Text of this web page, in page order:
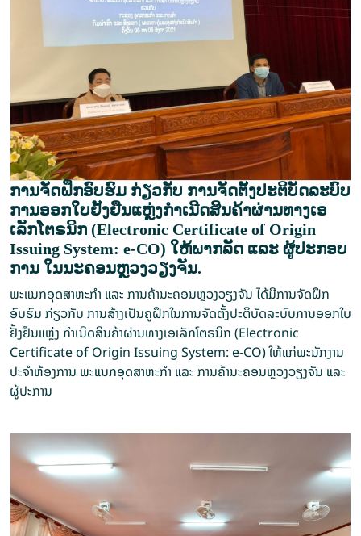
ການຈັດຝຶກອົບຮົມ ກ່ຽວກັບ ການຈັດຕັ້ງປະຕິບັດລະບົບ
ການອອກໃບຢັ້ງຢືນແຫຼ່ງກຳເນີດສິນຄ້າຜ່ານທາງເອ
ເລັກໂຕຣນິກ (Electronic Certificate of Origin
Issuing System: e-CO) ໃຫ້ພາກລັດ ແລະ ຜູ້ປະກອບ
ການ ໃນນະຄອນຫຼວງວຽງ​ຈັ​ນ.
ພະ​ແນກ​​ອຸດ​ສາ​ຫະ​ກຳ ແລະ ການ​ຄ້ານະ​ຄອນຫຼວງວຽງ​ຈັ​ນ ໄດ້ມີການຈັດຝຶກ
ອົບຮົມ ກ່ຽວກັບ ການສ້າງເປັນຄູຝຶກໃນການຈັດຕັ້ງປະຕິບັດລະບົບການອອກໃບ
ຢັ້ງຢືນແຫຼ່ງ ກຳເນີດສິນຄ້າຜ່ານທາງເອເລັກໂຕຣນິກ (Electronic
Certificate of Origin Issuing System: e-CO) ໃຫ້​ແກ່​ພະນັກງານ
ປະຈໍາຫ້ອງການ ພະ​ແນກ​ອຸດ​ສາ​ຫະ​ກຳ ແລະ ການ​ຄ້າ​ນະ​ຄອນຫຼວງວຽງ​ຈັນ ແລະ
ຜູ້​ປະ​ການ